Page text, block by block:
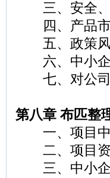
三、安全、
四、产品市
五、政策风
六、中小企
七、对公司
第八章 布匹整
一、项目中
二、项目资
三、中小企